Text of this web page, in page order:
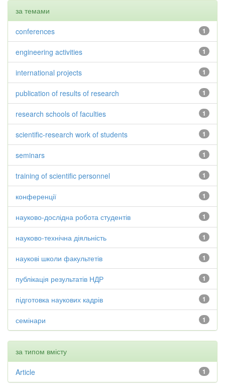
за темами
1
conferences
1
engineering activities
1
international projects
1
publication of results of research
1
research schools of faculties
1
scientific-research work of students
1
seminars
1
training of scientific personnel
1
конференції
1
науково-дослідна робота студентів
1
науково-технічна діяльність
1
наукові школи факультетів
1
публікація результатів НДР
1
підготовка наукових кадрів
1
семінари
за типом вмісту
1
Article